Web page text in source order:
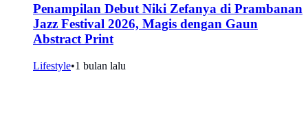
Penampilan Debut Niki Zefanya di Prambanan
Jazz Festival 2026, Magis dengan Gaun
Abstract Print
Lifestyle•1 bulan lalu